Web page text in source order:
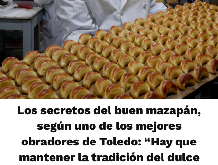
Los secretos del buen mazapán,
según uno de los mejores
obradores de Toledo: “Hay que
mantener la tradición del dulce